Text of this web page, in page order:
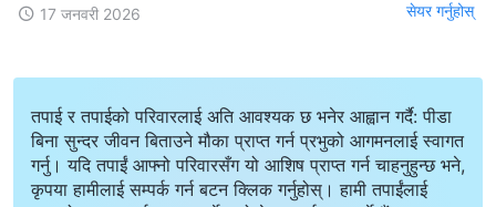
17 जनवरी 2026 सेयर गर्नुहोस्
तपाई र तपाईको परिवारलाई अति आवश्यक छ भनेर आह्वान गर्दै: पीडा
बिना सुन्दर जीवन बिताउने मौका प्राप्त गर्न प्रभुको आगमनलाई स्वागत
गर्नु। यदि तपाईं आफ्नो परिवारसँग यो आशिष प्राप्त गर्न चाहनुहुन्छ भने,
कृपया हामीलाई सम्पर्क गर्न बटन क्लिक गर्नुहोस्। हामी तपाईंलाई